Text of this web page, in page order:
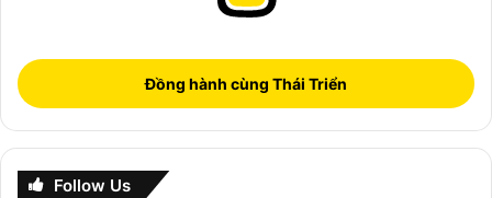
Đồng hành cùng Thái Triển
Follow Us